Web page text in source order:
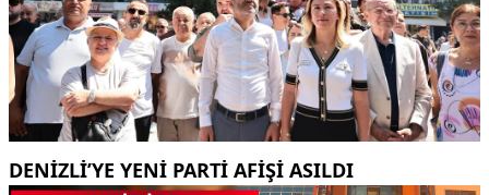
DENIZLI’YE YENI PARTI AFIŞI ASILDI